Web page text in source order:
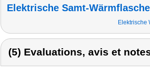
Elektrische Samt-
Elektrische
(5) Evaluations, avis et